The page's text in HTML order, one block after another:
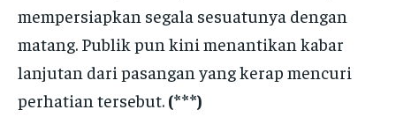
mempersiapkan segala sesuatunya dengan
matang. Publik pun kini menantikan kabar
lanjutan dari pasangan yang kerap mencuri
perhatian tersebut. (***)